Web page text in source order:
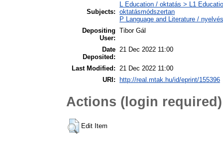
Subjects:
L Education / oktatás > L1
oktatásmódszertan
P Language and Literature /
Depositing
User:
Tibor Gál
Date
Deposited:
21 Dec 2022 11:00
Last Modified: 21 Dec 2022 11:00
URI:
http://real.mtak.hu/id/eprint/155396
Actions (login required)
Edit Item